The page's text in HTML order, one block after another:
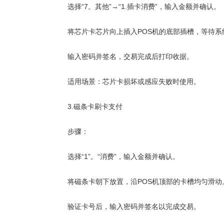
选择“7。其他”→“1.插卡消费”，输入金额并确认。
将芯片卡芯片向上插入POS机的底部插槽，等待系
输入密码并签名，交易完成后打印收据。
适用场景：芯片卡损坏或感应失败时使用。
3.磁条卡刷卡支付
步骤：
选择“1”。“消费”，输入金额并确认。
将磁条卡朝下放置，沿POS机顶部的卡槽均匀滑动
验证卡号后，输入密码并签名以完成交易。